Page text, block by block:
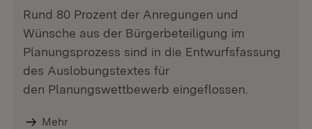
Rund 80 Prozent der Anregungen und
Wünsche aus der Bürgerbeteiligung im
Planungsprozess sind in die Entwurfsfassung
des Auslobungstextes für
den Planungswettbewerb eingeflossen.
Mehr